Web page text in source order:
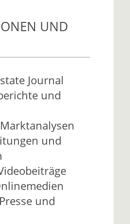
UND
Journal
und
und
und